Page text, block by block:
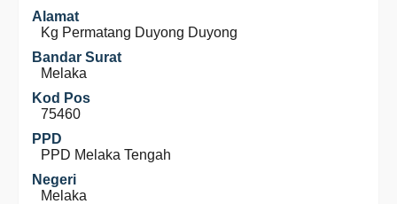
Alamat
Kg Permatang Duyong Duyong
Bandar Surat
Melaka
Kod Pos
75460
PPD
PPD Melaka Tengah
Negeri
Melaka